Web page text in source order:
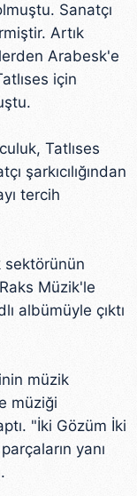
Sanatçı
Artık
Arabesk'e
için
Tatlıses
şarkıcılığından
tercih
sektörünün
Müzik'le
albümüyle çıktı
müzik
müziği
"İki Gözüm İki
yanı